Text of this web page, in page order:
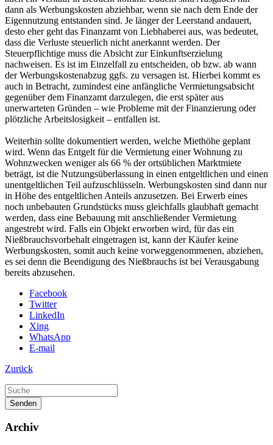
dann als Werbungskosten abziehbar, wenn sie nach dem Ende der
Eigennutzung entstanden sind. Je länger der Leerstand andauert,
desto eher geht das Finanzamt von Liebhaberei aus, was bedeutet,
dass die Verluste steuerlich nicht anerkannt werden. Der
Steuerpflichtige muss die Absicht zur Einkunftserzielung
nachweisen. Es ist im Einzelfall zu entscheiden, ob bzw. ab wann
der Werbungskostenabzug ggfs. zu versagen ist. Hierbei kommt es
auch in Betracht, zumindest eine anfängliche Vermietungsabsicht
gegenüber dem Finanzamt darzulegen, die erst später aus
unerwarteten Gründen – wie Probleme mit der Finanzierung oder
plötzliche Arbeitslosigkeit – entfallen ist.
Weiterhin sollte dokumentiert werden, welche Miethöhe geplant
wird. Wenn das Entgelt für die Vermietung einer Wohnung zu
Wohnzwecken weniger als 66 % der ortsüblichen Marktmiete
beträgt, ist die Nutzungsüberlassung in einen entgeltlichen und einen
unentgeltlichen Teil aufzuschlüsseln. Werbungskosten sind dann nur
in Höhe des entgeltlichen Anteils anzusetzen. Bei Erwerb eines
noch unbebauten Grundstücks muss gleichfalls glaubhaft gemacht
werden, dass eine Bebauung mit anschließender Vermietung
angestrebt wird. Falls ein Objekt erworben wird, für das ein
Nießbrauchsvorbehalt eingetragen ist, kann der Käufer keine
Werbungskosten, somit auch keine vorweggenommenen, abziehen,
es sei denn die Beendigung des Nießbrauchs ist bei Verausgabung
bereits abzusehen.
Facebook
Twitter
LinkedIn
Xing
WhatsApp
E-mail
Zurück
Senden
Archiv